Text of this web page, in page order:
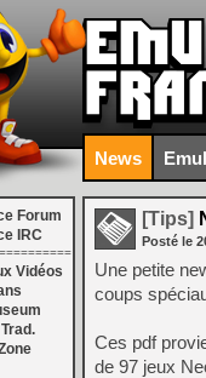
News
Forum
IRC
Vidéos
[Tips]
Posté le
Une petite
coups
Ces pdf
de 97 jeux